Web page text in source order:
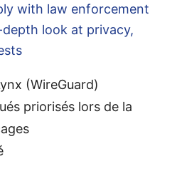
with law enforcement
look at privacy,
(WireGuard)
priorisés lors de la